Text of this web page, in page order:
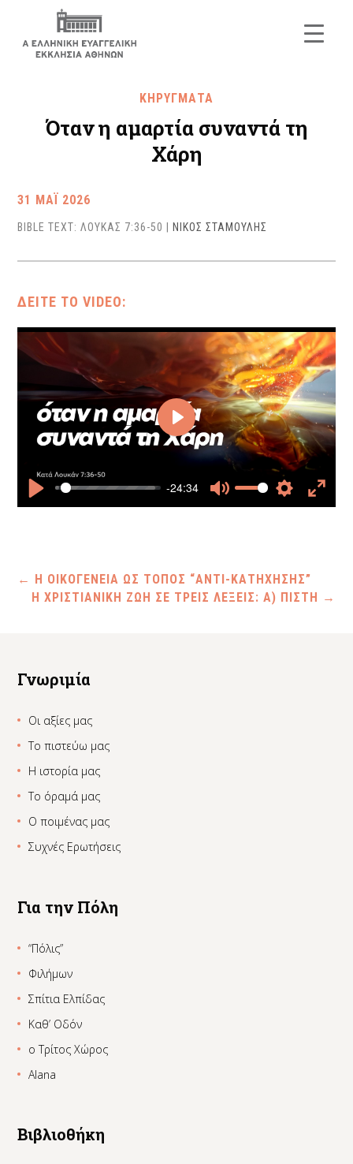
ΚΗΡΥΓΜΑΤΑ
Όταν η αμαρτία συναντά τη
Χάρη
31 ΜΑΪ 2026
BIBLE TEXT: ΛΟΥΚΑΣ 7:36-50 ΝΙΚΟΣ ΣΤΑΜΟΥΛΗΣ
Play
-24:34
Mute
SettingsEnter
Play
← Η ΟΙΚΟΓΕΝΕΙΑ ΩΣ ΤΟΠΟΣ “ΑΝΤΙ-ΚΑΤΗΧΗΣΗΣ”
Η ΧΡΙΣΤΙΑΝΙΚΗ ΖΩΗ ΣΕ ΤΡΕΙΣ ΛΕΞΕΙΣ: Α) ΠΙΣΤΗ →
Γνωριμία
Οι αξίες μας
Το πιστεύω μας
Η ιστορία μας
Το όραμά μας
Ο ποιμένας μας
Συχνές Ερωτήσεις
Για την Πόλη
“Πόλις”
Φιλήμων
Σπίτια Ελπίδας
Καθ’ Οδόν
ο Τρίτος Χώρος
Alana
Βιβλιοθήκη